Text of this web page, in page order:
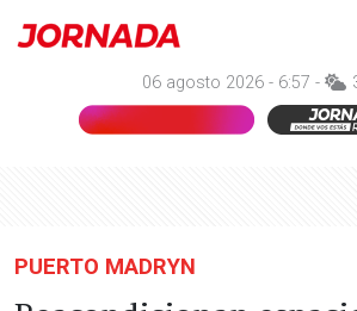
06 agosto 2026 - 6:57 -
PUERTO MADRYN